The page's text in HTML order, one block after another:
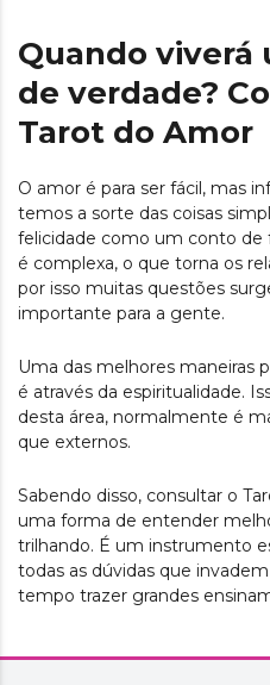
Quando viverá
de verdade?
Tarot do Amor
O amor é para ser fácil, mas
temos a sorte das coisas
felicidade como um conto de
é complexa, o que torna os
por isso muitas questões
importante para a gente.
Uma das melhores maneiras
é através da espiritualidade.
desta área, normalmente é
que externos.
Sabendo disso, consultar o
uma forma de entender
trilhando. É um instrumento
todas as dúvidas que
tempo trazer grandes